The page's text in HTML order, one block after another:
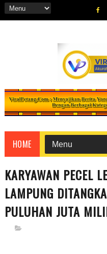
HOME
KARYAWAN PECEL
LAMPUNG
PULUHAN JUTA